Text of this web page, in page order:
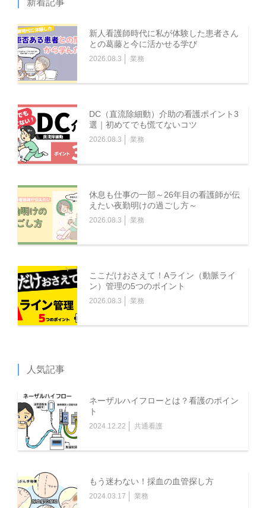
新人看護師時代に私が体験した患者さん
との葛藤と今に活かせる学び
2026.08.3 業務
DC（直流除細動）介助の看護ポイント3
選｜初めてでも慌てないコツ
2026.08.3 業務
休息も仕事の一部～26年目の看護師が伝
えたい夜勤明けの過ごし方～
2026.08.3 業務
ここだけおさえて！Aライン（動脈ライ
ン）管理の5つのポイント
2026.08.3 業務
人気記事
ネーザルハイフローとは？看護のポイン
ト
2024.12.22 共通看護
もう迷わない！採血の血管探し方
2024.03.17 業務